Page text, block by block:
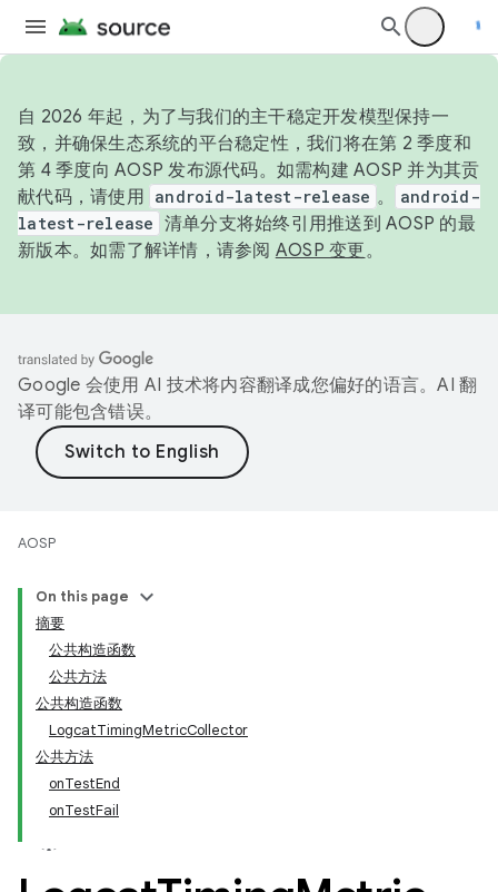
自 2026 年起，为了与我们的主干稳定开发模型保持一
致，并确保生态系统的平台稳定性，我们将在第 2 季度和
第 4 季度向 AOSP 发布源代码。如需构建 AOSP 并为其贡
献代码，请使用 android-latest-release 。
android-
latest-release 清单分支将始终引用推送到 AOSP 的最
新版本。如需了解详情，请参阅 AOSP 变更。
Google 会使用 AI 技术将内容翻译成您偏好的语言。AI 翻
译可能包含错误。
AOSP
On this page
摘要
公共构造函数
公共方法
公共构造函数
LogcatTimingMetricCollector
公共方法
onTestEnd
onTestFail